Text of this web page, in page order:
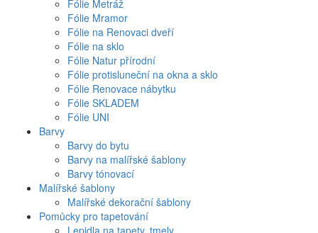
Fólie Metráž
Fólie Mramor
Fólie na Renovaci dveří
Fólie na sklo
Fólie Natur přírodní
Fólie protisluneční na okna a sklo
Fólie Renovace nábytku
Fólie SKLADEM
Fólie UNI
Barvy
Barvy do bytu
Barvy na malířské šablony
Barvy tónovací
Malířské šablony
Malířské dekorační šablony
Pomůcky pro tapetování